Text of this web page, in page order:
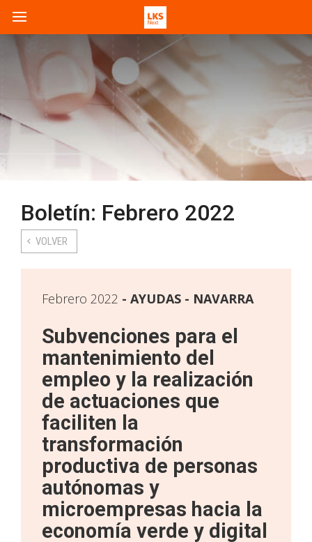
Boletín: Febrero 2022
VOLVER
Febrero 2022 AYUDAS - NAVARRA
Subvenciones para el
mantenimiento del
empleo y la realización
de actuaciones que
faciliten la
transformación
productiva de personas
autónomas y
microempresas hacia la
economía verde y digital